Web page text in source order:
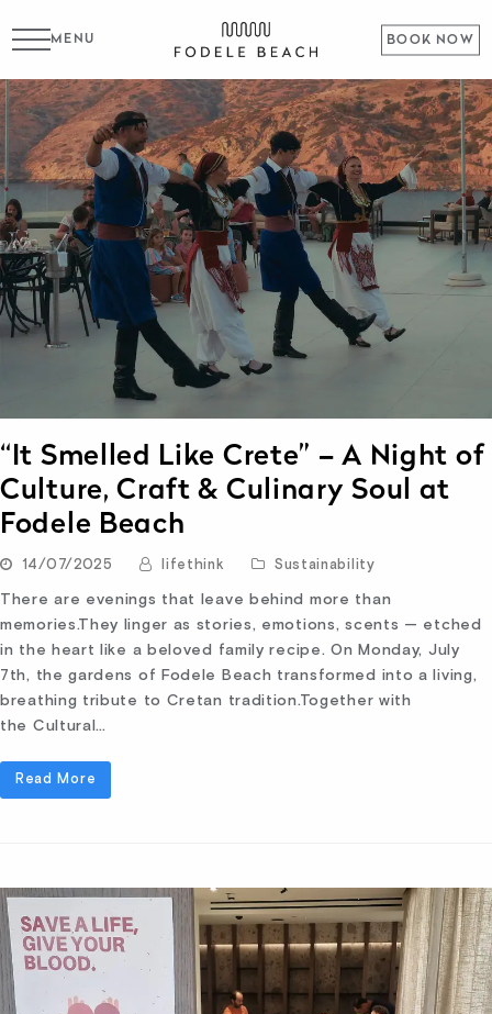
BOOK NOW
MENU
“It Smelled Like Crete” – A Night of
Culture, Craft & Culinary Soul at
Fodele Beach
14/07/2025 lifethink Sustainability
There are evenings that leave behind more than
memories.They linger as stories, emotions, scents — etched
in the heart like a beloved family recipe. On Monday, July
7th, the gardens of Fodele Beach transformed into a living,
breathing tribute to Cretan tradition.Together with
the Cultural…
Read More